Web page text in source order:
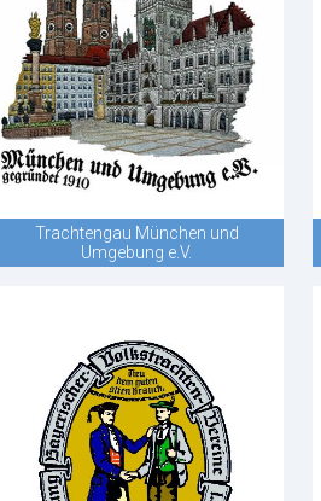
Trachtengau München und
Umgebung e.V.